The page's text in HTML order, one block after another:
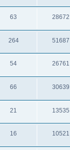
63 28672
264 51687
54 26761
66 30639
21 13535
16 10521